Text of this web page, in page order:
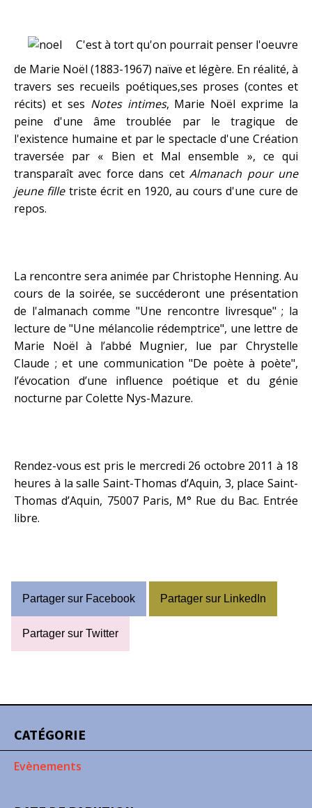
CATÉGORIE
Evènements
C'est à tort qu'on pourrait penser l'oeuvre
de Marie Noël (1883-1967) naïve et légère. En réalité, à
travers ses recueils poétiques,ses proses (contes et
récits) et ses Notes intimes, Marie Noël exprime la
peine d'une âme troublée par le tragique de
l'existence humaine et par le spectacle d'une Création
traversée par « Bien et Mal ensemble », ce qui
transparaît avec force dans cetAlmanach pour une
jeune filletriste écrit en 1920, au cours d'une cure de
repos.
La rencontre sera animée par Christophe Henning. Au
cours de la soirée, se succéderont une présentation
de l'almanach comme "Une rencontre livresque" ; la
lecture de "Une mélancolie rédemptrice", une lettre de
Marie Noël à l’abbé Mugnier, lue par Chrystelle
Claude ; et une communication "De poète à poète",
l’évocation d’une influence poétique et du génie
nocturne par Colette Nys-Mazure.
Rendez-vous est pris le mercredi 26 octobre 2011 à 18
heures à la salle Saint-Thomas d’Aquin, 3, place Saint-
Thomas d’Aquin, 75007 Paris, M° Rue du Bac. Entrée
libre.
Partager sur Facebook Partager sur LinkedIn
Partager sur Twitter